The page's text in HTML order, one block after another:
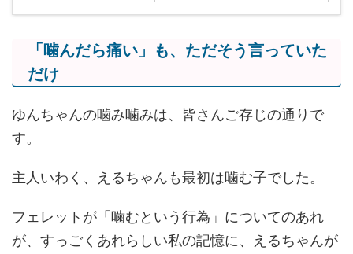
「噛んだら痛い」も、ただそう言っていた
だけ
ゆんちゃんの噛み噛みは、皆さんご存じの通りで
す。
主人いわく、えるちゃんも最初は噛む子でした。
フェレットが「噛むという行為」についてのあれ
が、すっごくあれらしい私の記憶に、えるちゃんが